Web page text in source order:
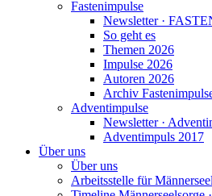
Fastenimpulse
Newsletter ·
So geht es
Themen 2026
Impulse 2026
Autoren 2026
Archiv
Adventimpulse
Newsletter ·
Adventimpuls 2017
Über uns
Über uns
Arbeitsstelle für